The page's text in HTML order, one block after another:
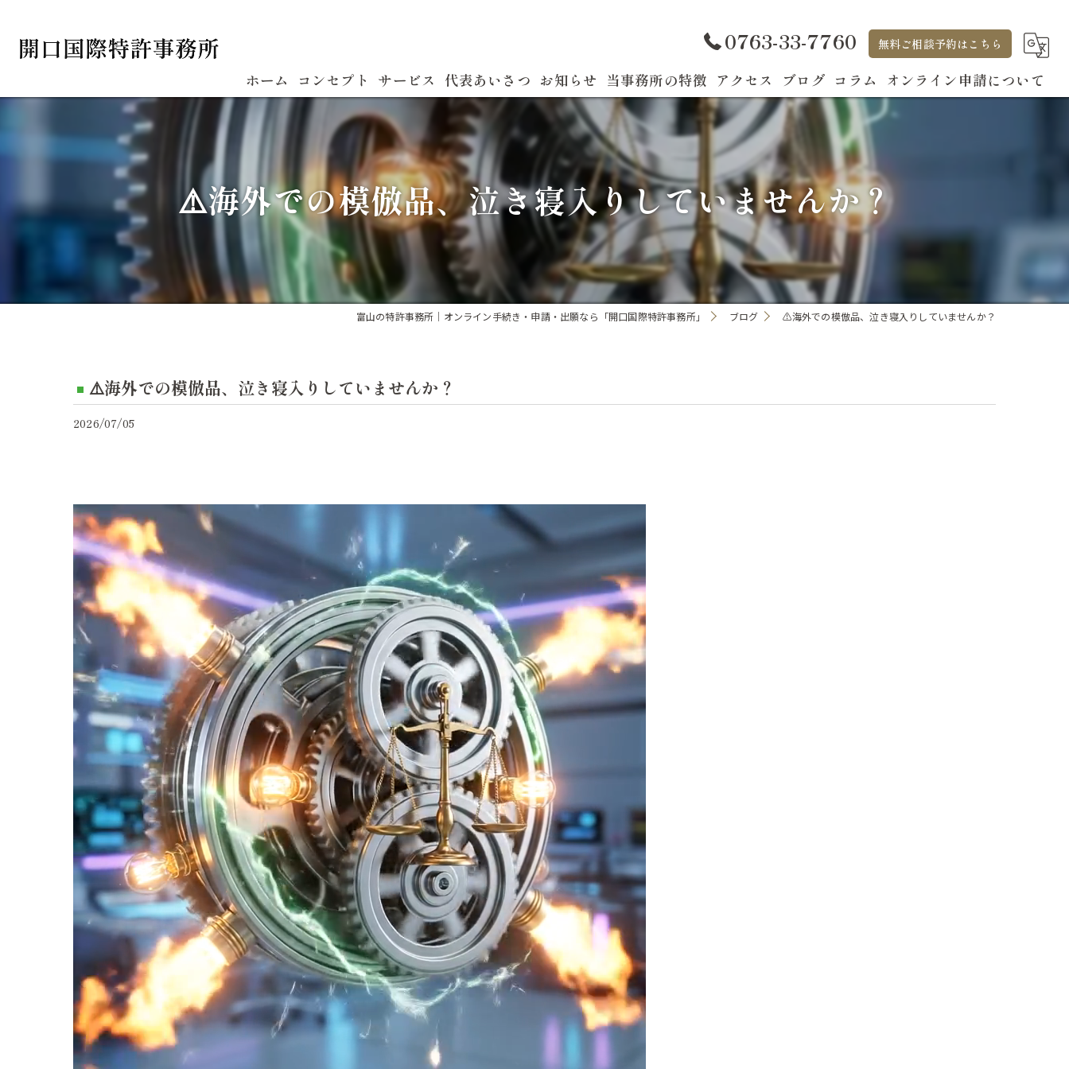
0763-33-7760 無料ご相談予約はこちら
ホーム コンセプト サービス
よくある質問
代表あいさつ お知らせ 当事務所の特徴
特許
商標
実用新案
国際出願
発明
アクセス ブログ コラム オンライン申請について
⚠️海外での模倣品、泣き寝入りしていませんか？
富山の特許事務所｜オンライン手続き・申請・出願なら「開口国際特許事務所」 ブログ ⚠️海外での模倣品、泣き寝入りしていませんか？
⚠️海外での模倣品、泣き寝入りしていませんか？
2026/07/05